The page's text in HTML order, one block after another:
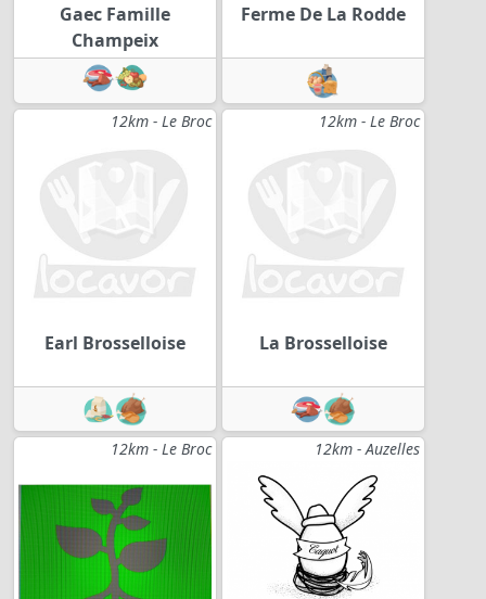
Gaec Famille
Champeix
Ferme De La Rodde
12km - Le Broc
Earl Brosselloise
12km - Le Broc
La Brosselloise
12km - Le Broc 12km - Auzelles